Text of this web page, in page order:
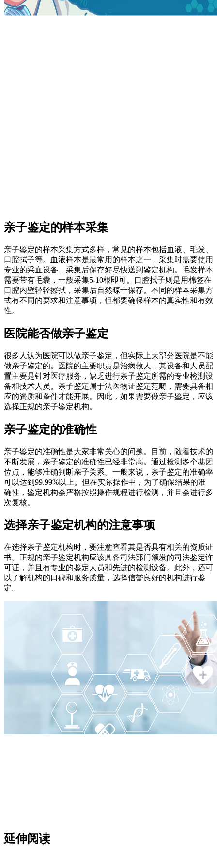
亲子鉴定的样本采集
亲子鉴定的样本采集方式多样，常见的样本包括血液、毛发、
口腔拭子等。血液样本是最常用的样本之一，采集时需要使用
专业的采血设备，采集后保存好尽快送到鉴定机构。毛发样本
需要带有毛囊，一般采集5-10根即可。口腔拭子则是用棉签在
口腔内壁轻轻擦拭，采集后自然晾干保存。不同的样本采集方
式有不同的要求和注意事项，但都要确保样本的真实性和有效
性。
医院能否做亲子鉴定
很多人认为医院可以做亲子鉴定，但实际上大部分医院是不能
做亲子鉴定的。医院的主要职责是治病救人，其设备和人员配
置主要是针对医疗服务，缺乏进行亲子鉴定所需的专业检测设
备和技术人员。亲子鉴定属于法医物证鉴定范畴，需要具备相
应的资质和条件才能开展。因此，如果需要做亲子鉴定，应该
选择正规的亲子鉴定机构。
亲子鉴定的准确性
亲子鉴定的准确性是大家非常关心的问题。目前，随着技术的
不断发展，亲子鉴定的准确性已经非常高。通过检测多个基因
位点，能够准确判断亲子关系。一般来说，亲子鉴定的准确率
可以达到99.99%以上。但在实际操作中，为了确保结果的准
确性，鉴定机构会严格按照操作规程进行检测，并且会进行多
次复核。
选择亲子鉴定机构的注意事项
在选择亲子鉴定机构时，要注意查看其是否具有相关的资质证
书。正规的亲子鉴定机构应该具备司法部门颁发的司法鉴定许
可证，并且有专业的鉴定人员和先进的检测设备。此外，还可
以了解机构的口碑和服务质量，选择信誉良好的机构进行鉴
定。
延伸阅读